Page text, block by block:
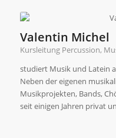
Valentin Michel
Kursleitung Percussion,
studiert Musik und Latein
Neben der eigenen
Musikprojekten, Bands,
seit einigen Jahren privat